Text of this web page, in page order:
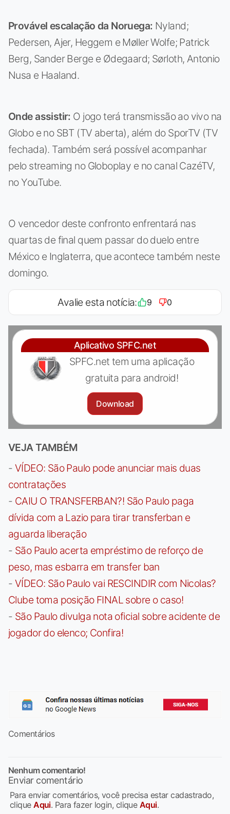
Provável escalação da Noruega: Nyland;
Pedersen, Ajer, Heggem e Møller Wolfe; Patrick
Berg, Sander Berge e Ødegaard; Sørloth, Antonio
Nusa e Haaland.
Onde assistir: O jogo terá transmissão ao vivo na
Globo e no SBT (TV aberta), além do SporTV (TV
fechada). Também será possível acompanhar
pelo streaming no Globoplay e no canal CazéTV,
no YouTube.
O vencedor deste confronto enfrentará nas
quartas de final quem passar do duelo entre
México e Inglaterra, que acontece também neste
domingo.
Avalie esta notícia: 9 0
Aplicativo SPFC.net
SPFC.net tem uma aplicação
gratuita para android!
Download
VEJA TAMBÉM
- VÍDEO: São Paulo pode anunciar mais duas
contratações
- CAIU O TRANSFERBAN?! São Paulo paga
dívida com a Lazio para tirar transferban e
aguarda liberação
- São Paulo acerta empréstimo de reforço de
peso, mas esbarra em transfer ban
- VÍDEO: São Paulo vai RESCINDIR com Nicolas?
Clube toma posição FINAL sobre o caso!
- São Paulo divulga nota oficial sobre acidente de
jogador do elenco; Confira!
Comentários
Nenhum comentario!
Enviar comentário
Para enviar comentários, você precisa estar cadastrado,
cliqueAqui. Para fazer login, clique Aqui.